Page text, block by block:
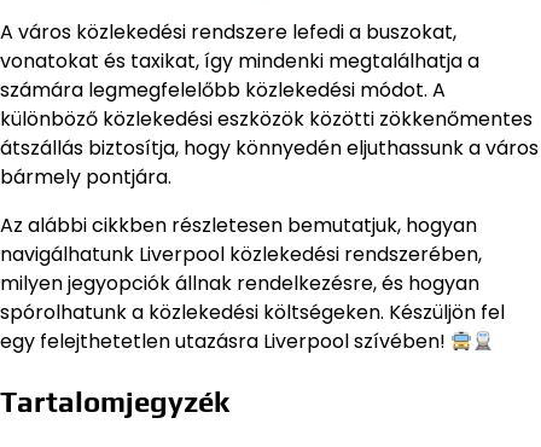
A város közlekedési rendszere lefedi a buszokat,
vonatokat és taxikat, így mindenki megtalálhatja a
számára legmegfelelőbb közlekedési módot. A
különböző közlekedési eszközök közötti zökkenőmentes
átszállás biztosítja, hogy könnyedén eljuthassunk a város
bármely pontjára.
Az alábbi cikkben részletesen bemutatjuk, hogyan
navigálhatunk Liverpool közlekedési rendszerében,
milyen jegyopciók állnak rendelkezésre, és hogyan
spórolhatunk a közlekedési költségeken. Készüljön fel
egy felejthetetlen utazásra Liverpool szívében!
Tartalomjegyzék